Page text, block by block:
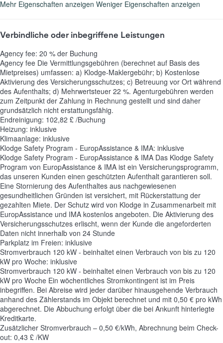
Mehr Eigenschaften anzeigen Weniger Eigenschaften anzeigen
Verbindliche oder inbegriffene Leistungen
Agency fee: 20 % der Buchung
Agency fee Die Vermittlungsgebühren (berechnet auf Basis des
Mietpreises) umfassen: a) Klodge-Maklergebühr; b) Kostenlose
Aktivierung des Versicherungsschutzes; c) Betreuung vor Ort während
des Aufenthalts; d) Mehrwertsteuer 22 %. Agenturgebühren werden
zum Zeitpunkt der Zahlung in Rechnung gestellt und sind daher
grundsätzlich nicht erstattungsfähig.
Endreinigung: 102,82 £ /Buchung
Heizung: inklusive
Klimaanlage: inklusive
Klodge Safety Program - EuropAssistance & IMA: inklusive
Klodge Safety Program - EuropAssistance & IMA Das Klodge Safety
Program von EuropAssistance & IMA ist ein Versicherungsprogramm,
das unseren Kunden einen geschützten Aufenthalt garantieren soll.
Eine Stornierung des Aufenthaltes aus nachgewiesenen
gesundheitlichen Gründen ist versichert, mit Rückerstattung der
gezahlten Miete. Der Schutz wird von Klodge in Zusammenarbeit mit
EuropAssistance und IMA kostenlos angeboten. Die Aktivierung des
Versicherungsschutzes erlischt, wenn der Kunde die angeforderten
Daten nicht innerhalb von 24 Stunde
Parkplatz im Freien: inklusive
Stromverbrauch 120 kW - beinhaltet einen Verbrauch von bis zu 120
kW pro Woche: inklusive
Stromverbrauch 120 kW - beinhaltet einen Verbrauch von bis zu 120
kW pro Woche Ein wöchentliches Stromkontingent ist im Preis
inbegriffen. Bei Abreise wird jeder darüber hinausgehende Verbrauch
anhand des Zählerstands im Objekt berechnet und mit 0,50 € pro kWh
abgerechnet. Die Abbuchung erfolgt über die bei Ankunft hinterlegte
Kreditkarte.
Zusätzlicher Stromverbrauch – 0,50 €/kWh, Abrechnung beim Check-
out: 0,43 £ /KW